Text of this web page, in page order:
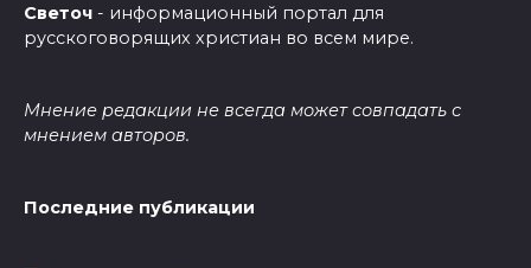
Светоч - информационный портал для
русскоговорящих христиан во всем мире.
Мнение редакции не всегда может совпадать с
мнением авторов.
Последние публикации